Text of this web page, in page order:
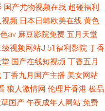
国产尤物视频在线 超碰福利
视频 日本日韩欧美在线 黄色
av 麻豆影院免费 五月天堂
级视频网站J 51福利影院 丁香
国产在线短视频 丁香五月
丁香九月国产主播 美女网站
狼人激情网 伦理片香港 极品
国产 午夜成年人网站 免费